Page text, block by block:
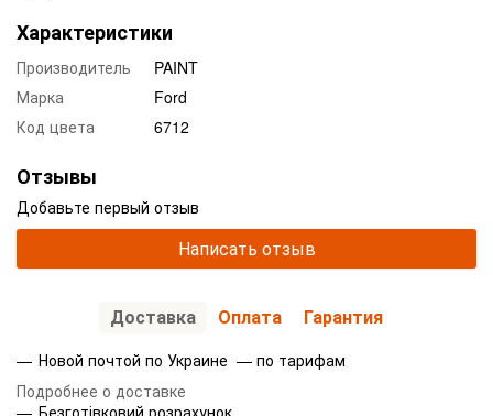
Характеристики
Производитель
PAINT
Марка
Ford
Код цвета
6712
Отзывы
Добавьте первый отзыв
Написать отзыв
Доставка Оплата Гарантия
Новой почтой по Украине — по тарифам
Подробнее о доставке
Безготівковий розрахунок